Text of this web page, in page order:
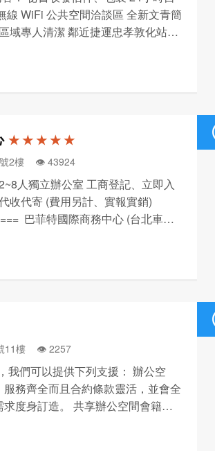
線 WiFi 公共空間洽談區 全新文青簡
域專人清潔 鄰近捷運忠孝敦化站5
★ ★ ★ ★ ★
號2樓 👁️‍ 43924
人獨立辦公室 工商登記、立即入
收代寄 (費用另計、實報實銷)
巴菲特國際商務中心 (台北車站
11樓 👁️‍ 2257
我們可以提供下列支援： 辦公空
務齊全而且合約條款靈活，並會全
度身訂造。 共享辦公空間會籍：